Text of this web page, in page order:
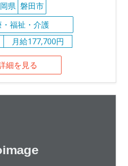
県 磐田市
・福祉・介護
月給177,700円
細を見る